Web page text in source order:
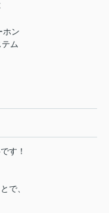
ホン
ム
す！
で、